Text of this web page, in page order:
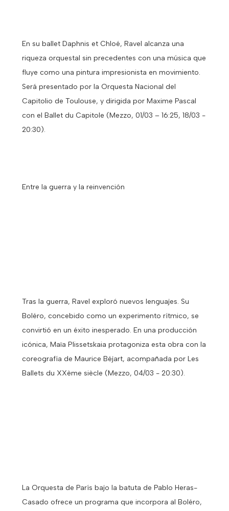
En su ballet Daphnis et Chloé, Ravel alcanza una
riqueza orquestal sin precedentes con una música que
fluye como una pintura impresionista en movimiento.
Será presentado por la Orquesta Nacional del
Capitolio de Toulouse, y dirigida por Maxime Pascal
con el Ballet du Capitole (Mezzo, 01/03 – 16:25, 18/03 -
20:30).
Entre la guerra y la reinvención
Tras la guerra, Ravel exploró nuevos lenguajes. Su
Boléro, concebido como un experimento rítmico, se
convirtió en un éxito inesperado. En una producción
icónica, Maïa Plissetskaia protagoniza esta obra con la
coreografía de Maurice Béjart, acompañada por Les
Ballets du XXème siècle (Mezzo, 04/03 - 20:30).
La Orquesta de París bajo la batuta de Pablo Heras-
Casado ofrece un programa que incorpora al Boléro,